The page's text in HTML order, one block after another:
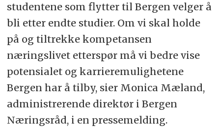
studentene som flytter til Bergen velger å
bli etter endte studier. Om vi skal holde
på og tiltrekke kompetansen
næringslivet etterspør må vi bedre vise
potensialet og karrieremulighetene
Bergen har å tilby, sier Monica Mæland,
administrerende direktør i Bergen
Næringsråd, i en pressemelding.